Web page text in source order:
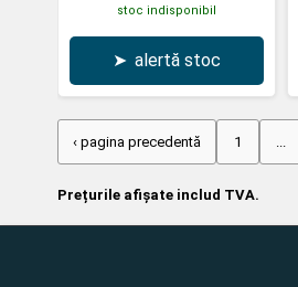
stoc indisponibil
➤ alertă stoc
‹ pagina precedentă 1 ...
Prețurile afișate includ TVA.